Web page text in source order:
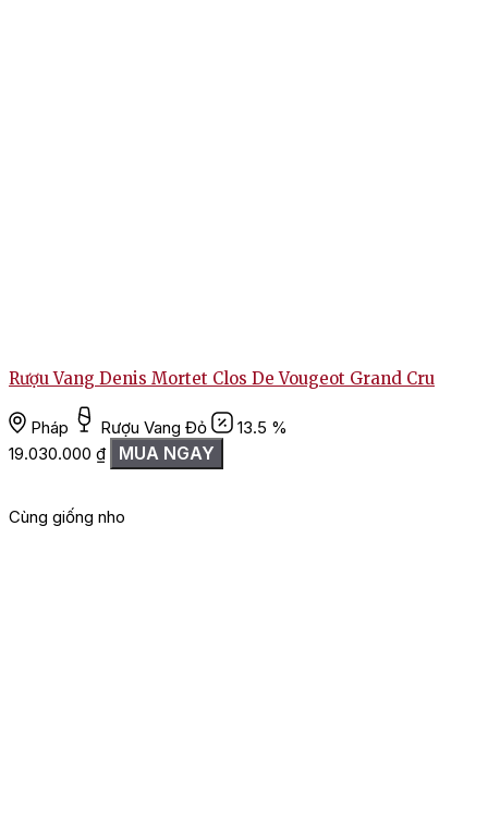
Rượu Vang Denis Mortet Clos De Vougeot Grand Cru
Pháp Rượu Vang Đỏ
13.5 %
19.030.000 ₫ MUA NGAY
Cùng giống nho